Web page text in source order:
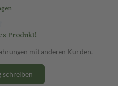
Produkt!
mit anderen Kunden.
schreiben